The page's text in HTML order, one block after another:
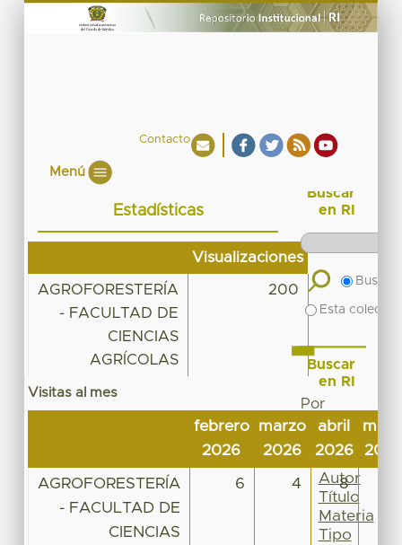
Contacto
Menú
Estadísticas
Visualizaciones
AGROFORESTERÍA
- FACULTAD DE
CIENCIAS
AGRÍCOLAS
200
Visitas al mes
febrero
2026
marzo
2026
abril
2026
2026
AGROFORESTERÍA
- FACULTAD DE
CIENCIAS
6 4 8
Buscar
en RI
Buscar
Esta
Buscar
en RI
Por
Fecha
de
publicación
Autor
Título
Materia
Tipo